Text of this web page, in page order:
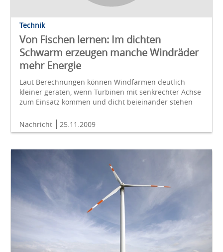
Technik
Von Fischen lernen: Im dichten
Schwarm erzeugen manche Windräder
mehr Energie
Laut Berechnungen können Windfarmen deutlich
kleiner geraten, wenn Turbinen mit senkrechter Achse
zum Einsatz kommen und dicht beieinander stehen
Nachricht 25.11.2009